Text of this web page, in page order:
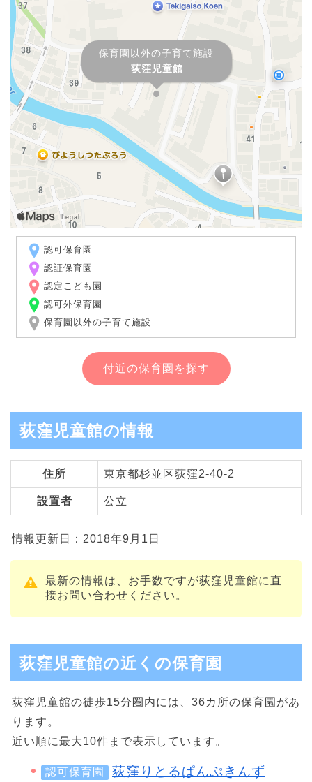
保育園以外の子育て施設
荻窪児童館
認可保育園
認証保育園
認定こども園
認可外保育園
保育園以外の子育て施設
付近の保育園を探す
荻窪児童館の情報
住所 東京都杉並区荻窪2-40-2
設置者 公立
情報更新日：2018年9月1日
最新の情報は、お手数ですが荻窪児童館に直
接お問い合わせください。
荻窪児童館の近くの保育園
荻窪児童館の徒歩15分圏内には、36カ所の保育園があ
ります。
近い順に最大10件まで表示しています。
認可保育園 荻窪りとるぱんぷきんず